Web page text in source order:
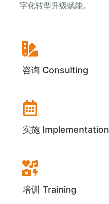
字化转型升级赋能。
咨询 Consulting
实施 Implementation
培训 Training